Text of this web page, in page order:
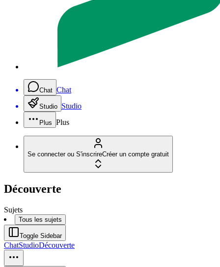
Chat Chat
Studio Studio
Plus Plus
Se connecter ou S'inscrireCréer un compte gratuit
Découverte
Sujets
Tous les sujets
Toggle Sidebar
ChatStudioDécouverte